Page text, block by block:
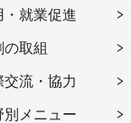
・就業促進
の取組
交流・協力
別メニュー